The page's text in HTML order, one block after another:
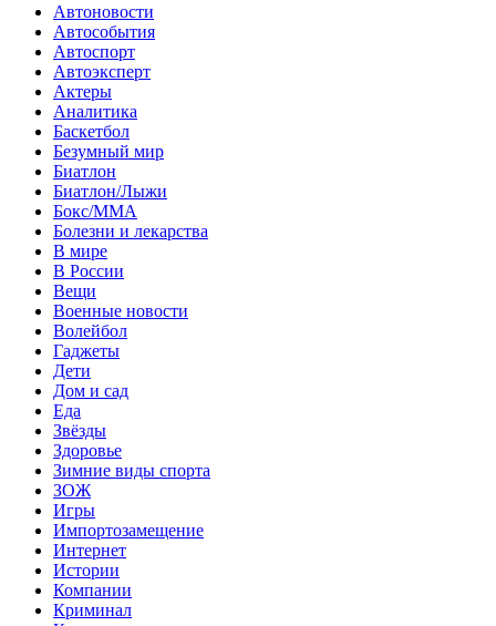
Автоновости
Автособытия
Автоспорт
Автоэксперт
Актеры
Аналитика
Баскетбол
Безумный мир
Биатлон
Биатлон/Лыжи
Бокс/MMA
Болезни и лекарства
В мире
В России
Вещи
Военные новости
Волейбол
Гаджеты
Дети
Дом и сад
Еда
Звёзды
Здоровье
Зимние виды спорта
ЗОЖ
Игры
Импортозамещение
Интернет
Истории
Компании
Криминал